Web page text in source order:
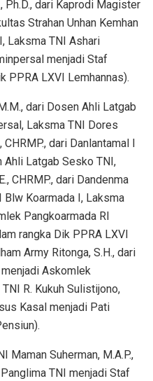
Ph.D., dari Kaprodi Magister
Strahan Unhan Kemhan
Laksma TNI Ashari
menjadi Staf
PPRA LXVI Lemhannas).
dari Dosen Ahli Latgab
Laksma TNI Dores
dari Danlantamal I
Ahli Latgab Sesko TNI,
CHRMP., dari Dandenma
Blw Koarmada I, Laksma
Pangkoarmada RI
rangka Dik PPRA LXVI
Army Ritonga, S.H., dari
Askomlek
R. Kukuh Sulistijono,
Kasal menjadi Pati
Maman Suherman, M.A.P.,
TNI menjadi Staf